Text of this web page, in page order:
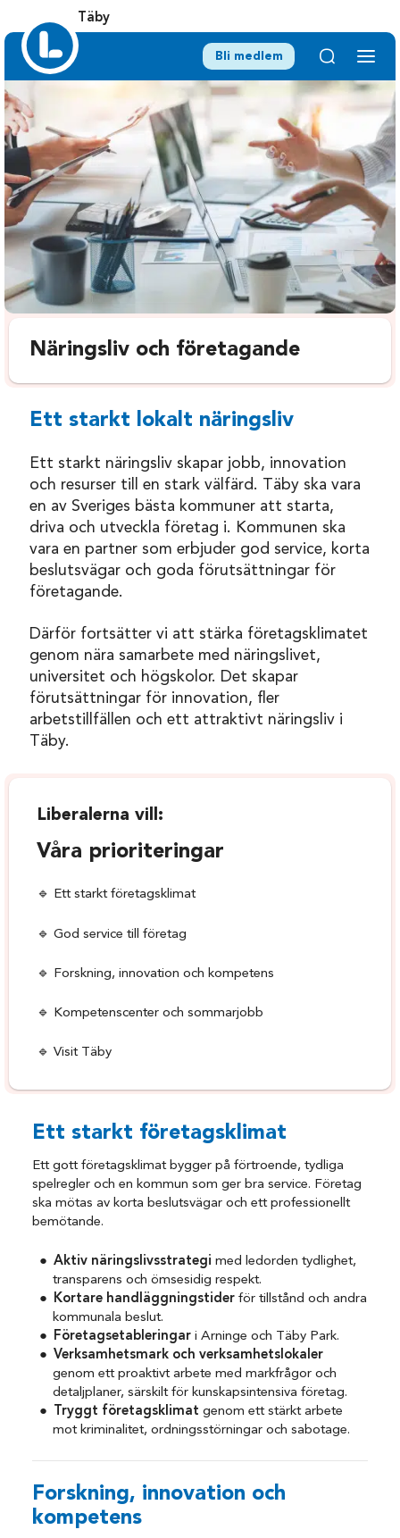
Täby
Bli medlem
Näringsliv och företagande
Ett starkt lokalt näringsliv
Ett starkt näringsliv skapar jobb, innovation
och resurser till en stark välfärd. Täby ska vara
en av Sveriges bästa kommuner att starta,
driva och utveckla företag i. Kommunen ska
vara en partner som erbjuder god service, korta
beslutsvägar och goda förutsättningar för
företagande.
Därför fortsätter vi att stärka företagsklimatet
genom nära samarbete med näringslivet,
universitet och högskolor. Det skapar
förutsättningar för innovation, fler
arbetstillfällen och ett attraktivt näringsliv i
Täby.
Liberalerna vill:
Våra prioriteringar
🔹 Ett starkt företagsklimat
🔹 God service till företag
🔹 Forskning, innovation och kompetens
🔹 Kompetenscenter och sommarjobb
🔹 Visit Täby
Ett starkt företagsklimat
Ett gott företagsklimat bygger på förtroende, tydliga
spelregler och en kommun som ger bra service. Företag
ska mötas av korta beslutsvägar och ett professionellt
bemötande.
Aktiv näringslivsstrategi med ledorden tydlighet,
transparens och ömsesidig respekt.
Kortare handläggningstider för tillstånd och andra
kommunala beslut.
Företagsetableringar i Arninge och Täby Park.
Verksamhetsmark och verksamhetslokaler
genom ett proaktivt arbete med markfrågor och
detaljplaner, särskilt för kunskapsintensiva företag.
Tryggt företagsklimat genom ett stärkt arbete
mot kriminalitet, ordningsstörningar och sabotage.
Forskning, innovation och
kompetens